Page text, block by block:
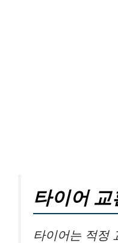
타이어 교
타이어는 적정